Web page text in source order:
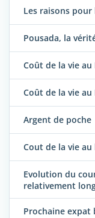
Les raisons
Pousada, la
Coût de la vie au
Coût de la vie au
Argent de poche
Cout de la vie
Evolution du
relativement
Prochaine expat